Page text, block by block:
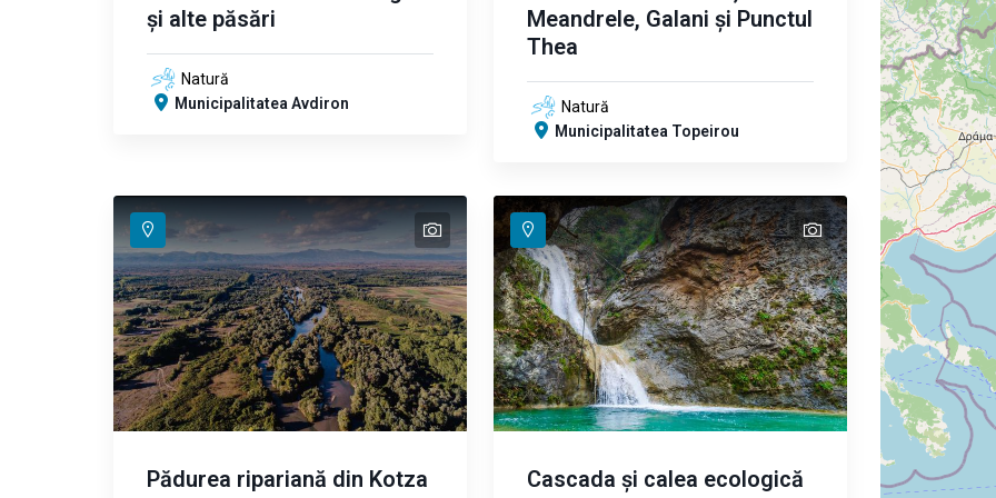
și alte păsări
Natură
Municipalitatea Avdiron
Meandrele, Galani și Punctul
Thea
Natură
Municipalitatea Topeirou
text
text
text
text
Pădurea ripariană din Kotza
text
Cascada și calea ecologică